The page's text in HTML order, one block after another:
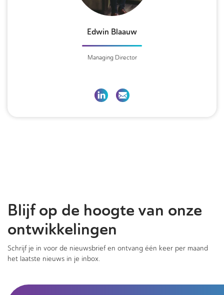
Edwin Blaauw
Managing Director
Blijf op de hoogte van onze
ontwikkelingen
Schrijf je in voor de nieuwsbrief en ontvang één keer per maand
het laatste nieuws in je inbox.